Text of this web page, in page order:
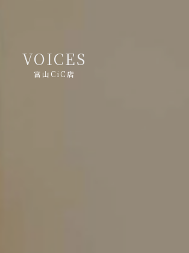
VOICES
富山CiC店